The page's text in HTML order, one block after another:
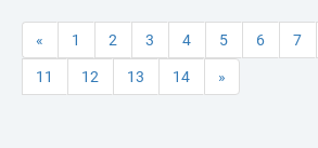
« 1 2 3 4 5 6 7
11 12 13 14 »